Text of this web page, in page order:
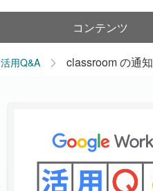
コンテンツ
活用Q&A classroom の通知